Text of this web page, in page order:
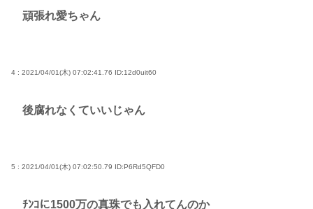
頑張れ愛ちゃん
4 : 2021/04/01(木) 07:02:41.76 ID:12d0uit60
後腐れなくていいじゃん
5 : 2021/04/01(木) 07:02:50.79 ID:P6Rd5QFD0
ﾁﾝｺに1500万の真珠でも入れてんのか